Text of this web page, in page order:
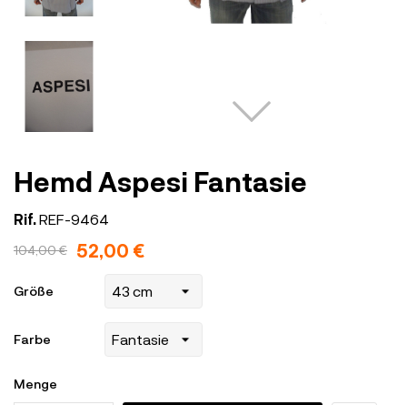
Hemd Aspesi Fantasie
Rif.REF-9464
104,00 € 52,00 €
Größe
Farbe
Menge